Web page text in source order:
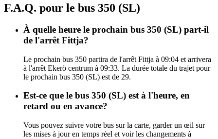
F.A.Q. pour le bus 350 (SL)
À quelle heure le prochain bus 350 (SL) part-il
de l'arrêt Fittja?
Le prochain bus 350 partira de l'arrêt Fittja à 09:04 et arrivera
à l'arrêt Ekerö centrum à 09:33. La durée totale du trajet pour
le prochain bus 350 (SL) est de 29.
Est-ce que le bus 350 (SL) est à l'heure, en
retard ou en avance?
Vous pouvez suivre votre bus sur la carte, garder un œil sur
les mises à jour en temps réel et voir les changements à